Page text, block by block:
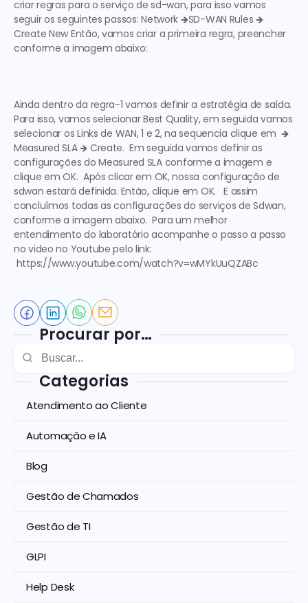
criar regras para o serviço de sd-wan, para isso vamos
seguir os seguintes passos: Network 🡺SD-WAN Rules 🡺
Create New Então, vamos criar a primeira regra, preencher
conforme a imagem abaixo:
Ainda dentro da regra-1 vamos definir a estratégia de saída.
Para isso, vamos selecionar Best Quality, em seguida vamos
Measured SLA 🡺 Create.
  Em seguida vamos definir as
configurações do Measured SLA conforme a imagem e
clique em OK.  Após clicar em OK, nossa configuração de
sdwan estará definida. Então, clique em OK.   E assim
concluímos todas as configurações do serviços de Sdwan,
conforme a imagem abaixo.  Para um melhor
entendimento do laboratório acompanhe o passo a passo
no video no Youtube pelo link:
https://www.youtube.com/watch?v=wMYkUuQZABc
Procurar por…
Categorias
Atendimento ao Cliente
Automação e IA
Blog
Gestão de Chamados
Gestão de TI
GLPI
Help Desk